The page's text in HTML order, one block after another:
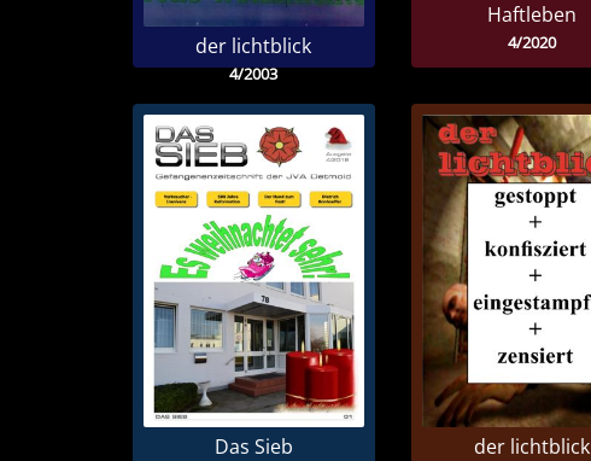
der lichtblick
4/2003
Haftleben
4/2020
Das Sieb der lichtblick